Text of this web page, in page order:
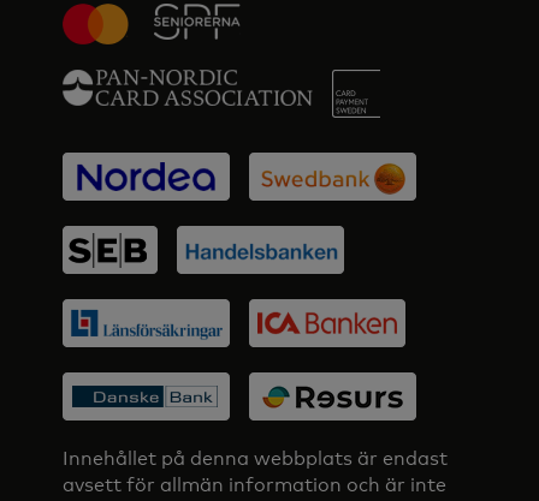
Innehållet på denna webbplats är endast
avsett för allmän information och är inte